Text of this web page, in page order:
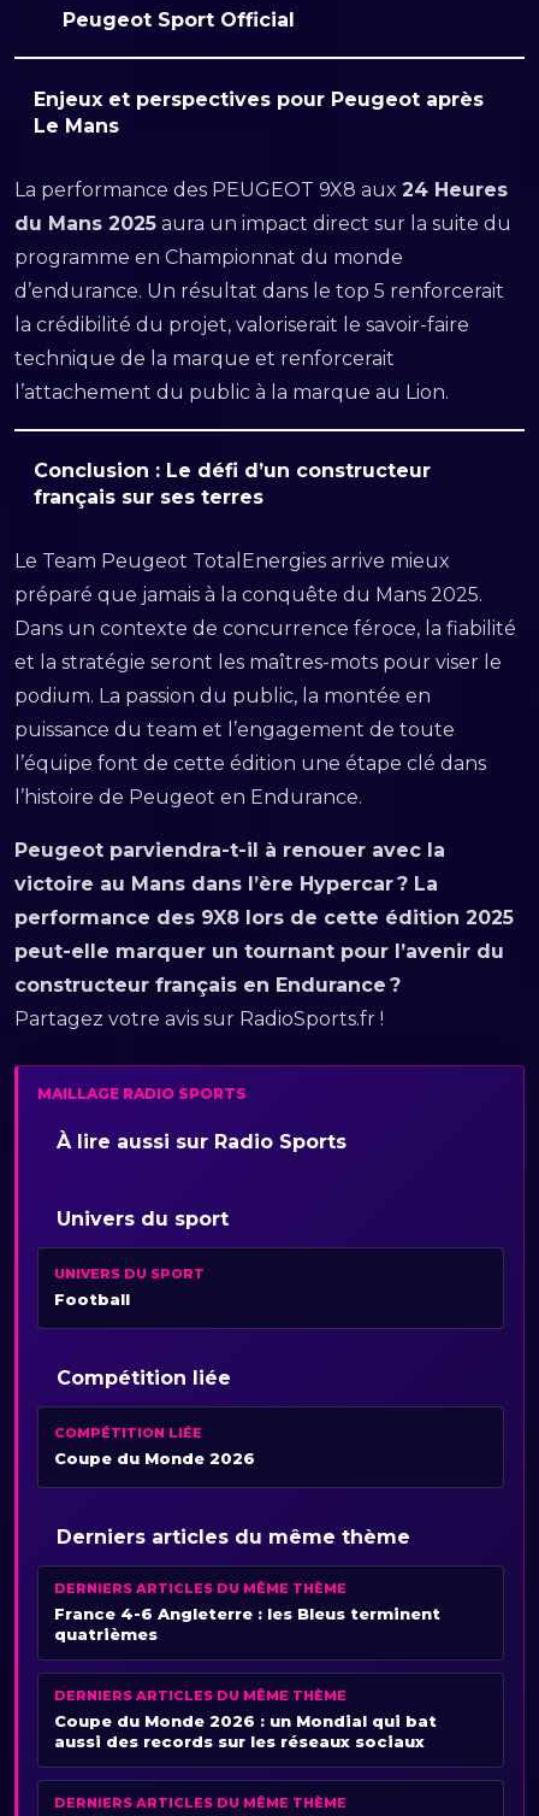
Peugeot Sport Official
Enjeux et perspectives pour Peugeot après
Le Mans
La performance des PEUGEOT 9X8 aux 24 Heures
du Mans 2025 aura un impact direct sur la suite du
programme en Championnat du monde
d’endurance. Un résultat dans le top 5 renforcerait
la crédibilité du projet, valoriserait le savoir-faire
technique de la marque et renforcerait
l’attachement du public à la marque au Lion.
Conclusion : Le défi d’un constructeur
français sur ses terres
Le Team Peugeot TotalEnergies arrive mieux
préparé que jamais à la conquête du Mans 2025.
Dans un contexte de concurrence féroce, la fiabilité
et la stratégie seront les maîtres-mots pour viser le
podium. La passion du public, la montée en
puissance du team et l’engagement de toute
l’équipe font de cette édition une étape clé dans
l’histoire de Peugeot en Endurance.
Peugeot parviendra-t-il à renouer avec la
victoire au Mans dans l’ère Hypercar ? La
performance des 9X8 lors de cette édition 2025
peut-elle marquer un tournant pour l’avenir du
constructeur français en Endurance ?
Partagez votre avis sur RadioSports.fr !
MAILLAGE RADIO SPORTS
À lire aussi sur Radio Sports
Univers du sport
UNIVERS DU SPORT
Football
Compétition liée
COMPÉTITION LIÉE
Coupe du Monde 2026
Derniers articles du même thème
DERNIERS ARTICLES DU MÊME THÈME
France 4-6 Angleterre : les Bleus terminent
quatrièmes
DERNIERS ARTICLES DU MÊME THÈME
Coupe du Monde 2026 : un Mondial qui bat
aussi des records sur les réseaux sociaux
DERNIERS ARTICLES DU MÊME THÈME